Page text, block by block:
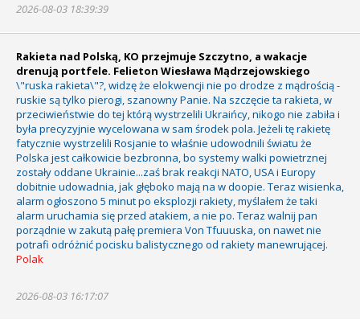
2026-08-03 18:39:39
Rakieta nad Polską, KO przejmuje Szczytno, a wakacje
drenują portfele. Felieton Wiesława Mądrzejowskiego
\"ruska rakieta\"?, widzę że elokwencji nie po drodze z mądrością -
ruskie są tylko pierogi, szanowny Panie. Na szczęcie ta rakieta, w
przeciwieństwie do tej którą wystrzelili Ukraińcy, nikogo nie zabiła i
była precyzyjnie wycelowana w sam środek pola. Jeżeli tę rakietę
fatycznie wystrzelili Rosjanie to właśnie udowodnili światu że
Polska jest całkowicie bezbronna, bo systemy walki powietrznej
zostały oddane Ukrainie...zaś brak reakcji NATO, USA i Europy
dobitnie udowadnia, jak głęboko mają na w doopie. Teraz wisienka,
alarm ogłoszono 5 minut po eksplozji rakiety, myślałem że taki
alarm uruchamia się przed atakiem, a nie po. Teraz walnij pan
porządnie w zakutą pałę premiera Von Tfuuuska, on nawet nie
potrafi odróżnić pocisku balistycznego od rakiety manewrującej.
Polak
2026-08-03 16:17:07